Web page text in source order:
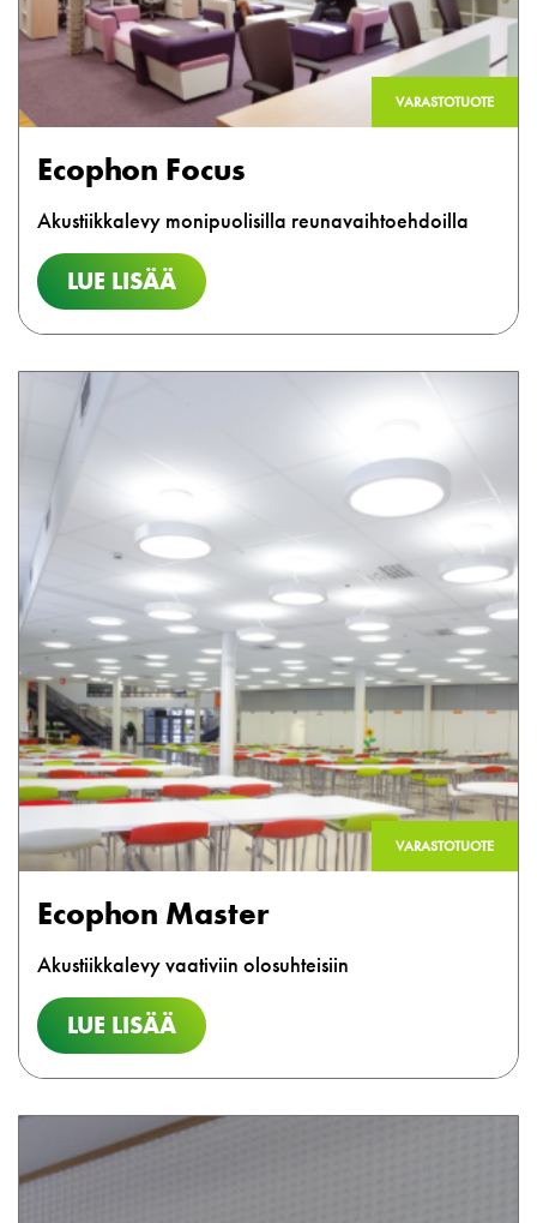
VARASTOTUOTE
Ecophon Focus
Akustiikkalevy monipuolisilla reunavaihtoehdoilla
LUE LISÄÄ
VARASTOTUOTE
Ecophon Master
Akustiikkalevy vaativiin olosuhteisiin
LUE LISÄÄ